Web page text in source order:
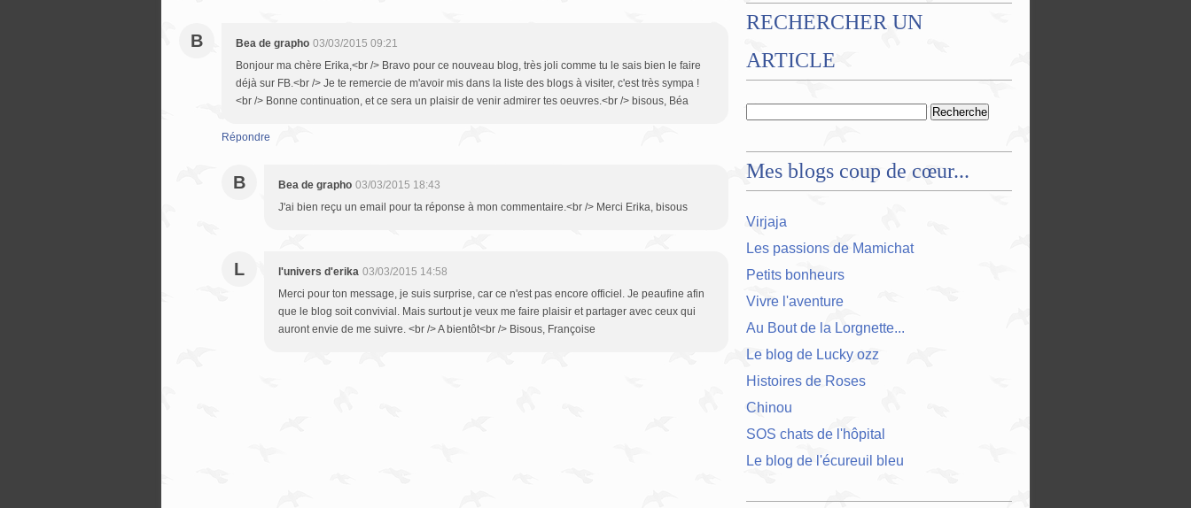
B Bea de grapho 03/03/2015 09:21
Bonjour ma chère Erika,<br /> Bravo pour ce nouveau blog, très joli comme tu le sais bien le faire
déjà sur FB.<br /> Je te remercie de m'avoir mis dans la liste des blogs à visiter, c'est très sympa !
<br /> Bonne continuation, et ce sera un plaisir de venir admirer tes oeuvres.<br /> bisous, Béa
Répondre
B Bea de grapho 03/03/2015 18:43
J'ai bien reçu un email pour ta réponse à mon commentaire.<br /> Merci Erika, bisous
L l'univers d'erika 03/03/2015 14:58
Merci pour ton message, je suis surprise, car ce n'est pas encore officiel. Je peaufine afin
que le blog soit convivial. Mais surtout je veux me faire plaisir et partager avec ceux qui
auront envie de me suivre. <br /> A bientôt<br /> Bisous, Françoise
RECHERCHER UN
ARTICLE
Mes blogs coup de cœur...
Virjaja
Les passions de Mamichat
Petits bonheurs
Vivre l'aventure
Au Bout de la Lorgnette...
Le blog de Lucky ozz
Histoires de Roses
Chinou
SOS chats de l'hôpital
Le blog de l'écureuil bleu